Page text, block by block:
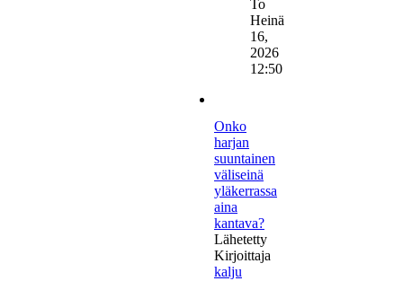
uusin
viesti
To
Heinä
16,
2026
12:50
Onko
harjan
suuntainen
väliseinä
yläkerrassa
aina
kantava?
Lähetetty
Kirjoittaja
kalju